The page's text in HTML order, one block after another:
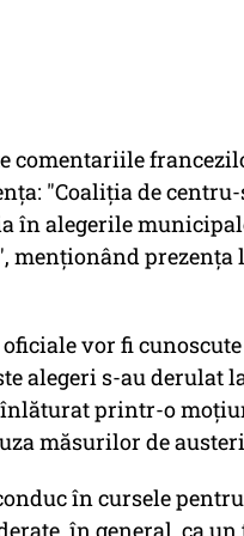
comentariile
"Coaliţia de
în alegerile
menționând
vor fi
alegeri s-au derulat
înlăturat printr-o
măsurilor de
în cursele
în general, ca